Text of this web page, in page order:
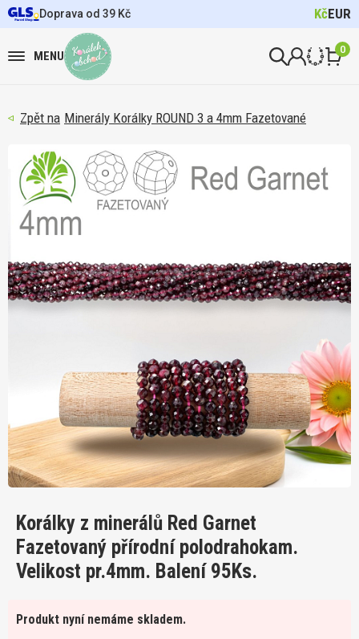
Doprava od 39 Kč KčEUR
MENU 0
Minerály Korálky ROUND 3 a 4mm Fazetované
Korálky z minerálů Red Garnet
Fazetovaný přírodní polodrahokam.
Velikost pr.4mm. Balení 95Ks.
Produkt nyní nemáme skladem.